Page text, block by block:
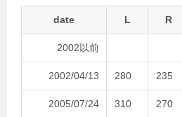
date L R
2002以前
2002/04/13 280 235
2005/07/24 310 270